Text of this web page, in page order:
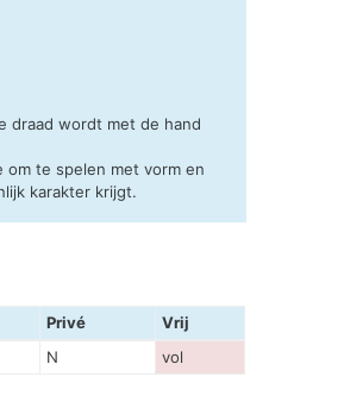
draad wordt met de hand
te spelen met vorm en
karakter krijgt.
Privé
Vrij
N vol